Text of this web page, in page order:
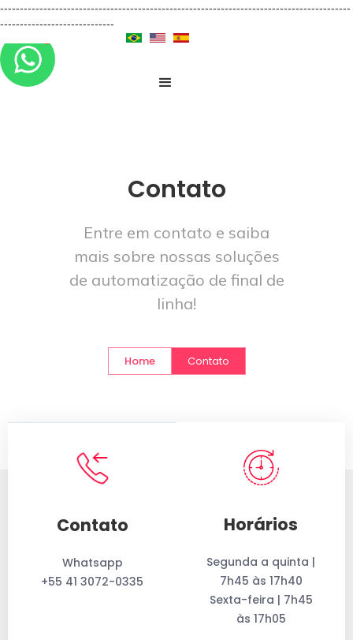
-----------------------------------------------------------------------------------------
-----------------------------
Contato
Entre em contato e saiba
mais sobre nossas soluções
de automatização de final de
linha!
Home Contato
Contato
Whatsapp
+55 41 3072-0335
Horários
Segunda a quinta |
7h45 às 17h40
Sexta-feira | 7h45
às 17h05